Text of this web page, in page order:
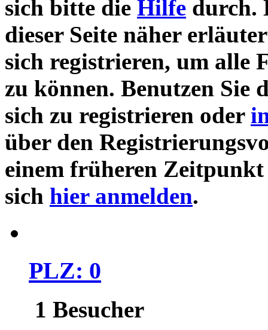
sich bitte die Hilfe durch.
dieser Seite näher
sich registrieren, um alle
zu können. Benutzen Sie
sich zu registrieren oder
über den
einem früheren
sich hier anmelden.
PLZ: 0
1 Besucher